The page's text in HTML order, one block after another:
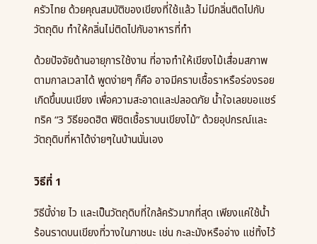
ครัวไทย ด้วยคุณสมบัติของเขียงที่ใช้แล้ว ไม่มีกลิ่นติดไปกับ
วัตถุดิบ ทำให้กลิ่นไม่ติดไปกับอาหารที่ทำ
ด้วยปัจจัยด้านอายุการใช้งาน ที่อาจทำให้เขียงไม้เสื่อมสภาพ
ตามกาลเวลาได้ พูดง่ายๆ ก็คือ อาจมีคราบเชื้อราหรือร่องรอย
เกิดขึ้นบนเขียง เพื่อความสะอาดและปลอดภัย น้ำใจเลยขอแชร์
ทริค “3 วิธียอดฮิต พิชิตเชื้อราบนเขียงไม้”ด้วยอุปกรณ์และ
วัตถุดิบที่หาได้ง่ายๆในบ้านนั่นเอง
วิธีที่ 1
วิธีนี้ง่าย ไว และเป็นวัตถุดิบที่ใกล้ครัวมากที่สุด เพียงแค่ใช้น้ำ
ร้อนราดบนเขียงที่วางในภาชนะ เช่น กะละมังหรืออ่าง แช่ทิ้งไว้